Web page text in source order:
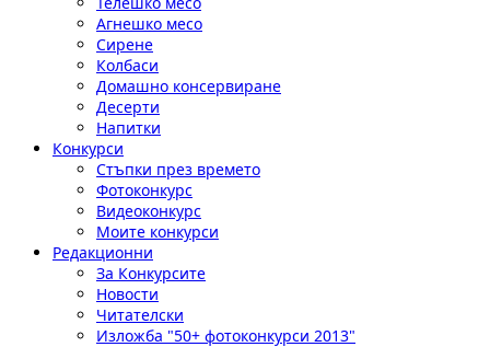
Агнешко месо
Сирене
Колбаси
Домашно консервиране
Десерти
Напитки
Конкурси
Стъпки през времето
Фотоконкурс
Видеоконкурс
Моите конкурси
Редакционни
За Конкурсите
Новости
Читателски
Изложба "50+ фотоконкурси 2013"